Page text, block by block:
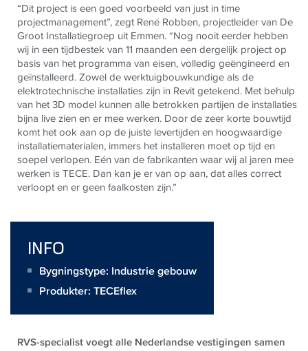
“Dit project is een goed voorbeeld van just in time
projectmanagement”, zegt René Robben, projectleider van De
Groot Installatiegroep uit Emmen. “Nog nooit eerder hebben
wij in een tijdbestek van 11 maanden een dergelijk project op
basis van het programma van eisen, volledig geëngineerd en
geïnstalleerd. Zowel dewerktuigbouwkundige als de
elektrotechnische installaties zijn in Revit getekend. Met behulp
van het 3D model kunnen alle betrokken partijen de installaties
bijna live zien en er mee werken. Door de zeer korte bouwtijd
komt het ook aan op de juiste levertijden en hoogwaardige
installatiematerialen, immers het installeren moet op tijd en
soepel verlopen. Eén van de fabrikanten waar wij al jaren mee
werken isTECE. Dan kan je er van op aan, dat alles correct
verloopt en er geen faalkosten zijn.”
INFO
Bygningstype: Industrie gebouw
Produkter: TECEflex
RVS-specialist voegt alle Nederlandse vestigingen samen